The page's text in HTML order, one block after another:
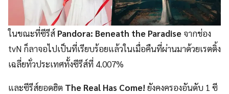
ในขณะที่ซีรีส์ Pandora: Beneath the Paradise จากช่อง
tvN ก็ลาจอไปเป็นที่เรียบร้อยแล้วในเมื่อคืนที่ผ่านมาด้วยเรตติ้ง
เฉลี่ยทั่วประเทศทั้งซีรีส์ที่ 4.007%
และซีรีส์ยอดฮิต The Real Has Come! ยังคงครองอันดับ 1 ซี